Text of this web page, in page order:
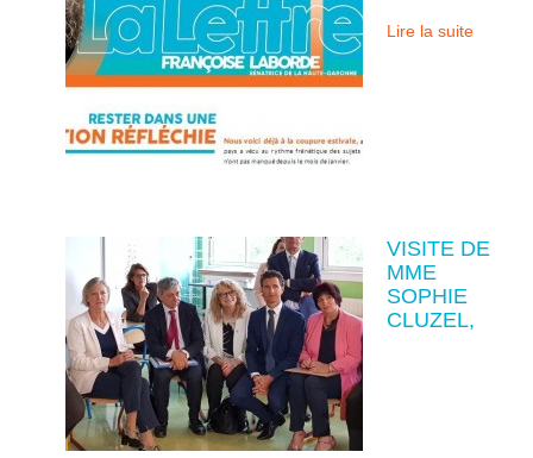
Lire la suite
VISITE DE
MME
SOPHIE
CLUZEL,